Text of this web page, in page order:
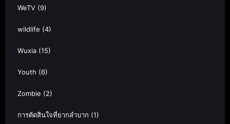
WeTV (9)
wildlife (4)
Wuxia (15)
Youth (6)
Zombie (2)
การตัดสินใจที่ยากลำบาก (1)